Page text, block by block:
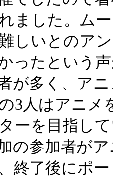
ました。ム
しいとのア
ったという
が多く、ア
3人はアニメ
ーを目指し
の参加者が
終了後にポ